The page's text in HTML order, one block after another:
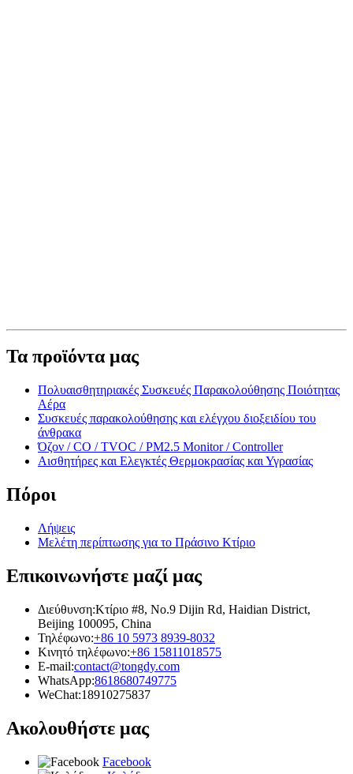
Τα προϊόντα μας
Πολυαισθητηριακές Συσκευές Παρακολούθησης Ποιότητας
Αέρα
Συσκευές παρακολούθησης και ελέγχου διοξειδίου του
άνθρακα
Όζον / CO / TVOC / PM2.5 Monitor / Controller
Αισθητήρες και Ελεγκτές Θερμοκρασίας και Υγρασίας
Πόροι
Λήψεις
Μελέτη περίπτωσης για το Πράσινο Κτίριο
Επικοινωνήστε μαζί μας
Διεύθυνση:Κτίριο #8, No.9 Dijin Rd, Haidian District,
Beijing 100095, China
Τηλέφωνο:+86 10 5973 8939-8032
Κινητό τηλέφωνο:+86 15811018575
E-mail:contact@tongdy.com
WhatsApp:8618680749775
WeChat:18910275837
Ακολουθήστε μας
Facebook